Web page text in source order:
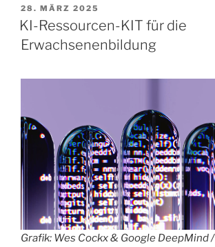
Digitale
Entwicklung
POSTED
ON
28. MÄRZ 2025
KI-Ressourcen-KIT für die
Erwachsenenbildung
Grafik: Wes Cockx & Google DeepMind /